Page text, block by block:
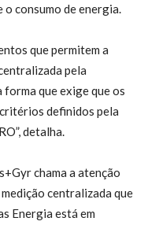
consumo de energia.
que permitem a
pela
que exige que os
definidos pela
detalha.
chama a atenção
centralizada que
Energia está em